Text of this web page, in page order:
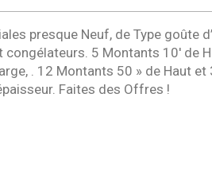
presque Neuf, de Type goûte
5 Montants 10′ de
. 12 Montants 50 » de Haut et
Faites des Offres !